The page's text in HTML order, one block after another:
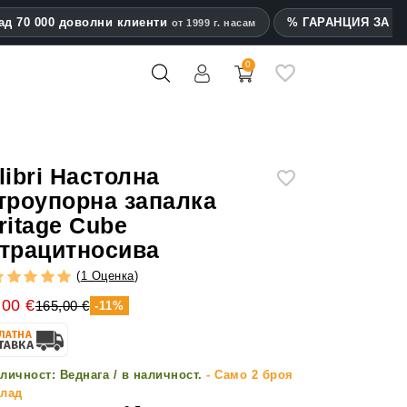
70 000 доволни клиенти от 1999 г. насам % ГАРАНЦИЯ ЗА
0
Настолна
запалка
Cube
(1 Оценка)
€165,00 € -11%
Веднага / в наличност. - Само 2 броя